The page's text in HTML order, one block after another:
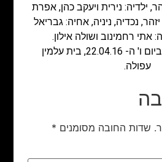
ילדיה: נירית ויעקב כהן, אפרת
יזהר, נכדיה, ניניה, אחיה: גבריאל
אתי רחמינוב ושולה אילון.
ההלוויה התקיימה ביום ו' ה- 22.04.16, בית עלמין
עפולה.
שדות החובה מסומנים *